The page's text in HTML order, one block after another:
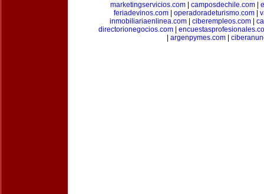
marketingservicios.com| camposdechile.com|
feriadevinos.com
operadoradeturismo.com
inmobiliariaenlinea.com| ciberempleos.com|
directorionegocios.com|
argenpymes.com